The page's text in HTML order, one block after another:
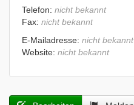
Telefon: nicht bekannt
Fax: nicht bekannt
E-Mailadresse: nicht bekannt
Website: nicht bekannt